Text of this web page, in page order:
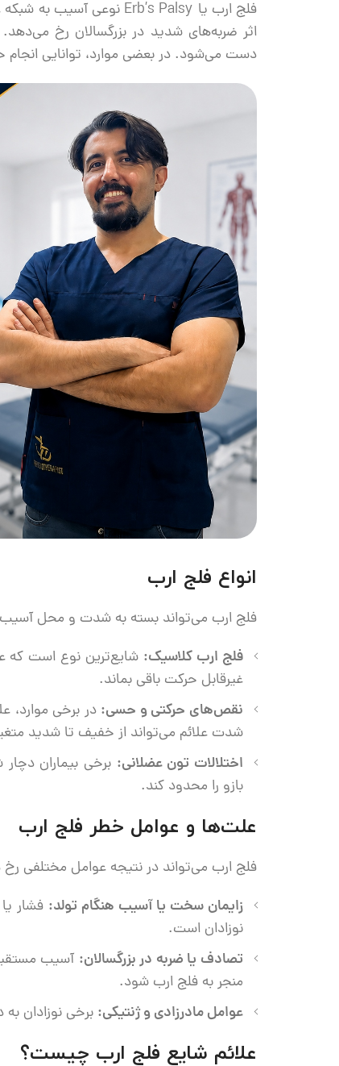
اثر ضربه‌های شدید در بزرگسالان رخ
دست می‌شود. در بعضی موارد، توانایی انجام
انواع فلج ارب
فلج ارب می‌تواند بسته به شدت و محل
فلج ارب کلاسیک: شایع‌ترین نوع است که
غیرقابل حرکت باقی بماند.
نقص‌های حرکتی و حسی: در برخی
شدت علائم می‌تواند از خفیف تا شدید
اختلالات تون عضلانی: برخی بیماران
بازو را محدود کند.
علت‌ها و عوامل خطر فلج ارب
فلج ارب می‌تواند در نتیجه عوامل مختلفی
زایمان سخت یا آسیب هنگام تولد: فشار
نوزادان است.
تصادف یا ضربه در بزرگسالان: آسیب
منجر به فلج ارب شود.
عوامل مادرزادی و ژنتیکی: برخی نوزادان
علائم شایع فلج ارب چیست؟